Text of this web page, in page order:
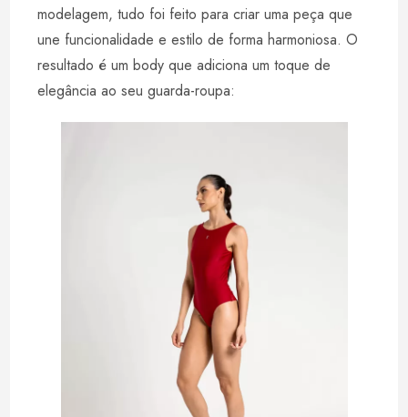
modelagem, tudo foi feito para criar uma peça que
une funcionalidade e estilo de forma harmoniosa. O
resultado é um body que adiciona um toque de
elegância ao seu guarda-roupa: